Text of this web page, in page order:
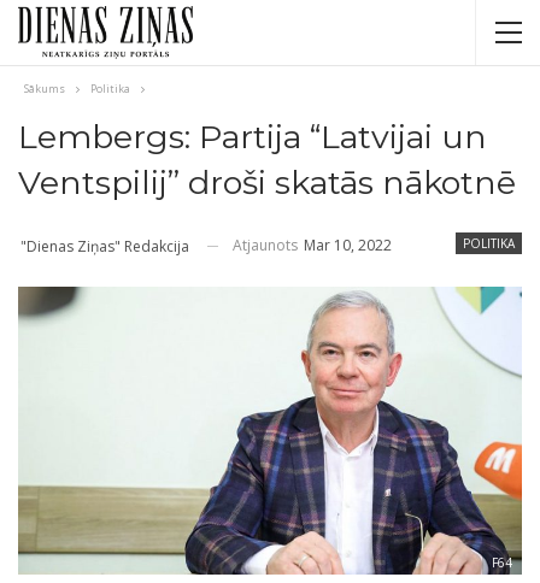
Sākums Politika
Lembergs: Partija “Latvijai un
Ventspilij” droši skatās nākotnē
POLITIKA
"Dienas Ziņas" Redakcija Atjaunots Mar 10, 2022
F64